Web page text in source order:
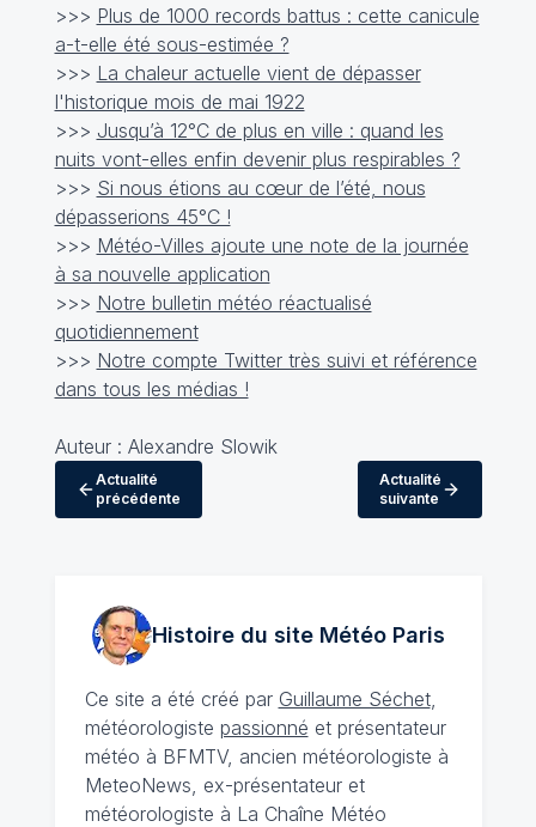
>>> Plus de 1000 records battus : cette canicule
a-t-elle été sous-estimée ?
>>> La chaleur actuelle vient de dépasser
l'historique mois de mai 1922
>>> Jusqu’à 12°C de plus en ville : quand les
nuits vont-elles enfin devenir plus respirables ?
>>> Si nous étions au cœur de l’été, nous
dépasserions 45°C !
>>> Météo-Villes ajoute une note de la journée
à sa nouvelle application
>>> Notre bulletin météo réactualisé
quotidiennement
>>> Notre compte Twitter très suivi et référence
dans tous les médias !
Auteur : Alexandre Slowik
Actualité
précédente
Actualité
suivante
Histoire du site MétéoParis
Ce site a été créé par Guillaume Séchet,
météorologiste passionné et présentateur
météo à BFMTV, ancien météorologiste à
MeteoNews, ex-présentateur et
météorologiste à La Chaîne Météo